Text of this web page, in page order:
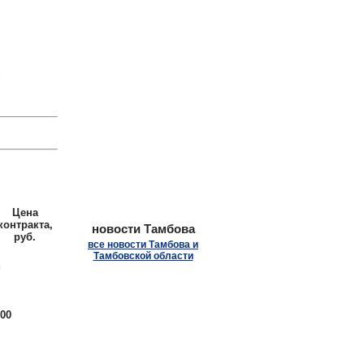
Цена
руб.
новости Тамбова
все новости Тамбова и
Тамбовской области